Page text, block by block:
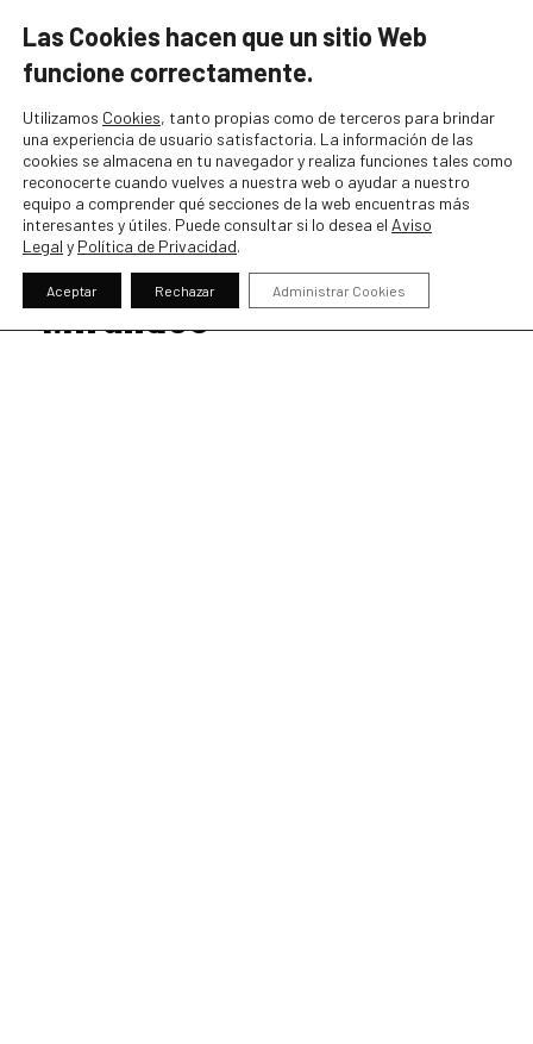
Servicios de seguridad
en el estadio del CD
Mirandés
Las Cookies hacen que un sitio Web
funcione correctamente.
Utilizamos Cookies, tanto propias como de terceros para brindar
una experiencia de usuario satisfactoria. La información de las
cookies se almacena en tu navegador y realiza funciones tales como
reconocerte cuando vuelves a nuestra web o ayudar a nuestro
equipo a comprender qué secciones de la web encuentras más
interesantes y útiles. Puede consultar si lo desea el Aviso
Legal y Política de Privacidad.
Aceptar Rechazar Administrar Cookies